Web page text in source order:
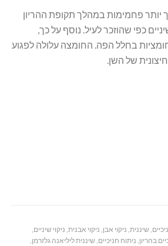
יותר פחמימות במהלך תקופת ההריון
כפי שהוזכר לעיל. נוסף על כך,
בחלל הפה. החומצה עלולה לפגוע
של השן.
, שיננית, ניקוי אבן, ניקוי אבנית, ניקוי שיניים,
בהריון, ניתוח חניכיים, שיננית ליליאנה גלזרמן,